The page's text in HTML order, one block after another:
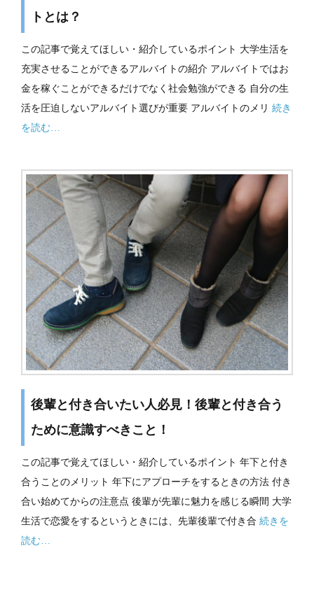
トとは？
この記事で覚えてほしい・紹介しているポイント 大学生活を
充実させることができるアルバイトの紹介 アルバイトではお
金を稼ぐことができるだけでなく社会勉強ができる 自分の生
活を圧迫しないアルバイト選びが重要 アルバイトのメリ 続き
を読む…
後輩と付き合いたい人必見！後輩と付き合う
ために意識すべきこと！
この記事で覚えてほしい・紹介しているポイント 年下と付き
合うことのメリット 年下にアプローチをするときの方法 付き
合い始めてからの注意点 後輩が先輩に魅力を感じる瞬間 大学
生活で恋愛をするというときには、先輩後輩で付き合 続きを
読む…